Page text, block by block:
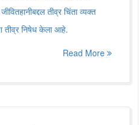
तीव्र चिंता व्यक्त
तीव्र निषेध केला आहे.
Read More